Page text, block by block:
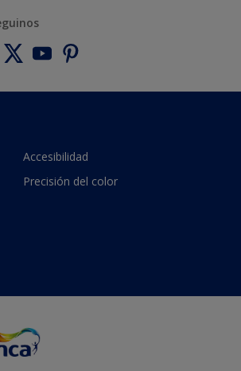
Accesibilidad
Precisión del color